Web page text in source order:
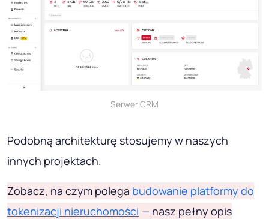
Serwer CRM
Podobną architekturę stosujemy w naszych
innych projektach.
Zobacz, na czym polega budowanie platformy do
tokenizacji nieruchomości — nasz pełny opis